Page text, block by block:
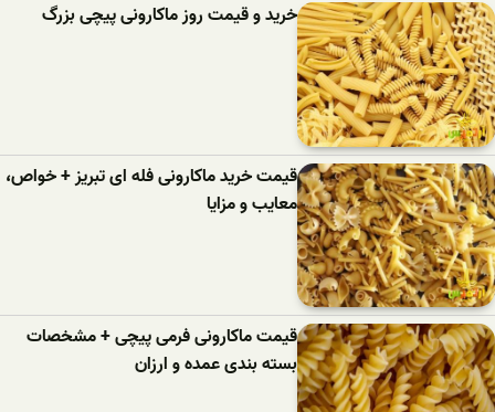
خرید و قیمت روز ماکارونی پیچی بزرگ
قیمت خرید ماکارونی فله ای تبریز + خواص،
معایب و مزایا
قیمت ماکارونی فرمی پیچی + مشخصات
بسته بندی عمده و ارزان